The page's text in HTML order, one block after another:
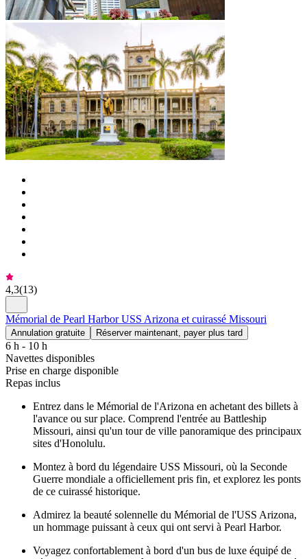
4,3(13)
Mémorial de Pearl Harbor USS Arizona et cuirassé Missouri
Annulation gratuite Réserver maintenant, payer plus tard
6 h - 10 h
Navettes disponibles
Prise en charge disponible
Repas inclus
Entrez dans le Mémorial de l'Arizona en achetant des billets à
l'avance ou sur place. Comprend l'entrée au Battleship
Missouri, ainsi qu'un tour de ville panoramique des principaux
sites d'Honolulu.
Montez à bord du légendaire USS Missouri, où la Seconde
Guerre mondiale a officiellement pris fin, et explorez les ponts
de ce cuirassé historique.
Admirez la beauté solennelle du Mémorial de l'USS Arizona,
un hommage puissant à ceux qui ont servi à Pearl Harbor.
Voyagez confortablement à bord d'un bus de luxe équipé de